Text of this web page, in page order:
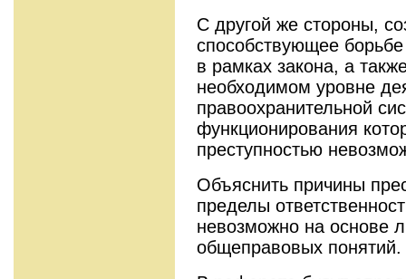
С другой же стороны,
способствующее
в рамках закона, а
необходимом уровне
правоохранительной
функционирования
преступностью
Объяснить причины
пределы
невозможно на основе
общеправовых понятий.